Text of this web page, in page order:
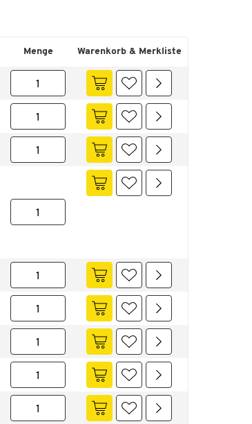
Menge Warenkorb & Merkliste